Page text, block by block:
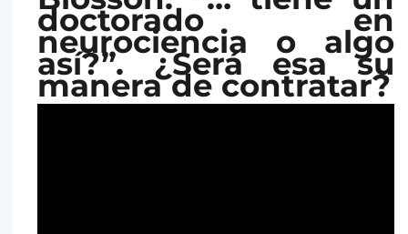
doctorado en
neurociencia o algo
así?”. ¿Será esa su
manera de contratar?